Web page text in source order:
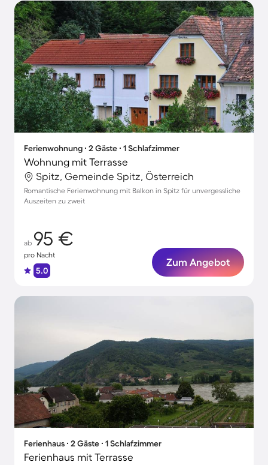
Ferienwohnung ∙ 2 Gäste ∙ 1 Schlafzimmer
Wohnung mit Terrasse
Spitz, Gemeinde Spitz, Österreich
Romantische Ferienwohnung mit Balkon in Spitz für unvergessliche
Auszeiten zu zweit
ab 95 €
pro Nacht
5.0
Zum Angebot
Ferienhaus ∙ 2 Gäste ∙ 1 Schlafzimmer
Ferienhaus mit Terrasse